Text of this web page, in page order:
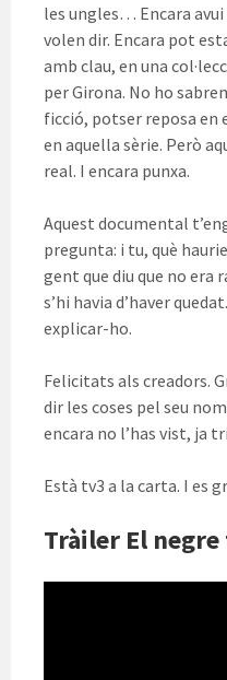
les ungles… Encara avui
volen dir. Encara pot
amb clau, en una
per Girona. No ho
ficció, potser reposa
en aquella sèrie. Però
real. I encara punxa.
Aquest documental
pregunta: i tu, què
gent que diu que no era
s’hi havia d’haver
explicar-ho.
Felicitats als creadors.
dir les coses pel seu
encara no l’has vist, ja
Està tv3 a la carta. I es
Tràiler El